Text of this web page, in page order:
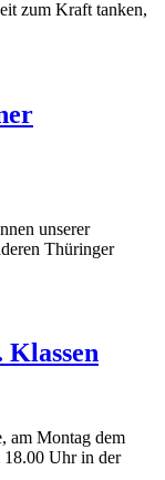
zum Kraft tanken,
unserer
Thüringer
Klassen
am Montag dem
18.00 Uhr in der